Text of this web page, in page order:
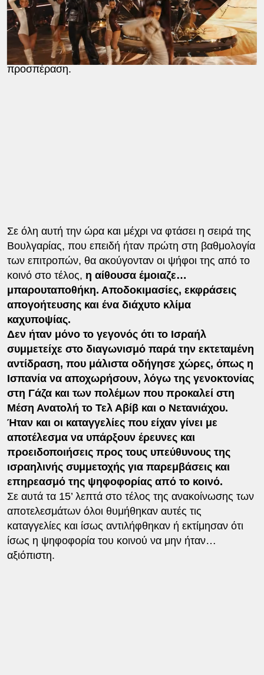
θεωρούνταν φαβορί πριν την έναρξη του
διαγωνισμού (όπως τηςΑυστραλίαςή της
Φινλανδίας, αλλά και τηςΓαλλίας) η βαθμολογία
του κοινού δεν ήταν αρκετά υψηλή για να γίνει η…
προσπέραση.
Σε όλη αυτή την ώρα και μέχρι να φτάσει η σειρά της
Βουλγαρίας, που επειδή ήταν πρώτη στη βαθμολογία
των επιτροπών, θα ακούγονταν οι ψήφοι της από το
κοινό στο τέλος, η αίθουσα έμοιαζε…
μπαρουταποθήκη. Αποδοκιμασίες, εκφράσεις
απογοήτευσης και ένα διάχυτο κλίμα
καχυποψίας.
Δεν ήταν μόνο το γεγονός ότι το Ισραήλ
συμμετείχε στο διαγωνισμό παρά την εκτεταμένη
αντίδραση, που μάλιστα οδήγησε χώρες, όπως η
Ισπανία να αποχωρήσουν, λόγω της γενοκτονίας
στη Γάζα και των πολέμων που προκαλεί στη
Μέση Ανατολή το Τελ Αβίβ και ο Νετανιάχου.
Ήταν και οι καταγγελίες που είχαν γίνει με
αποτέλεσμα να υπάρξουν έρευνες και
προειδοποιήσεις προς τους υπεύθυνους της
ισραηλινής συμμετοχής για παρεμβάσεις και
επηρεασμό της ψηφοφορίας από το κοινό.
Σε αυτά τα 15’ λεπτά στο τέλος της ανακοίνωσης των
αποτελεσμάτων όλοι θυμήθηκαν αυτές τις
καταγγελίες και ίσως αντιλήφθηκαν ή εκτίμησαν ότι
ίσως η ψηφοφορία του κοινού να μην ήταν…
αξιόπιστη.